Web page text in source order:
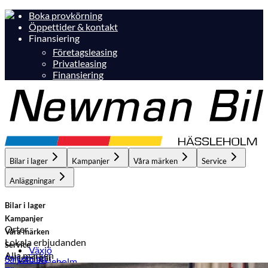
Boka provkörning
Öppettider & kontakt
Finansiering
Företagsleasing
Privatleasing
Finansiering
Bilar i lager Kampanjer Våra märken Service
Anläggningar
Bilar i lager
Orter
Växjö
Hässleholm
Kampanjer
Lokala erbjudanden
Hässleholm
Våra märken
Alla märken
Service
Anläggningar
Sälj din bil